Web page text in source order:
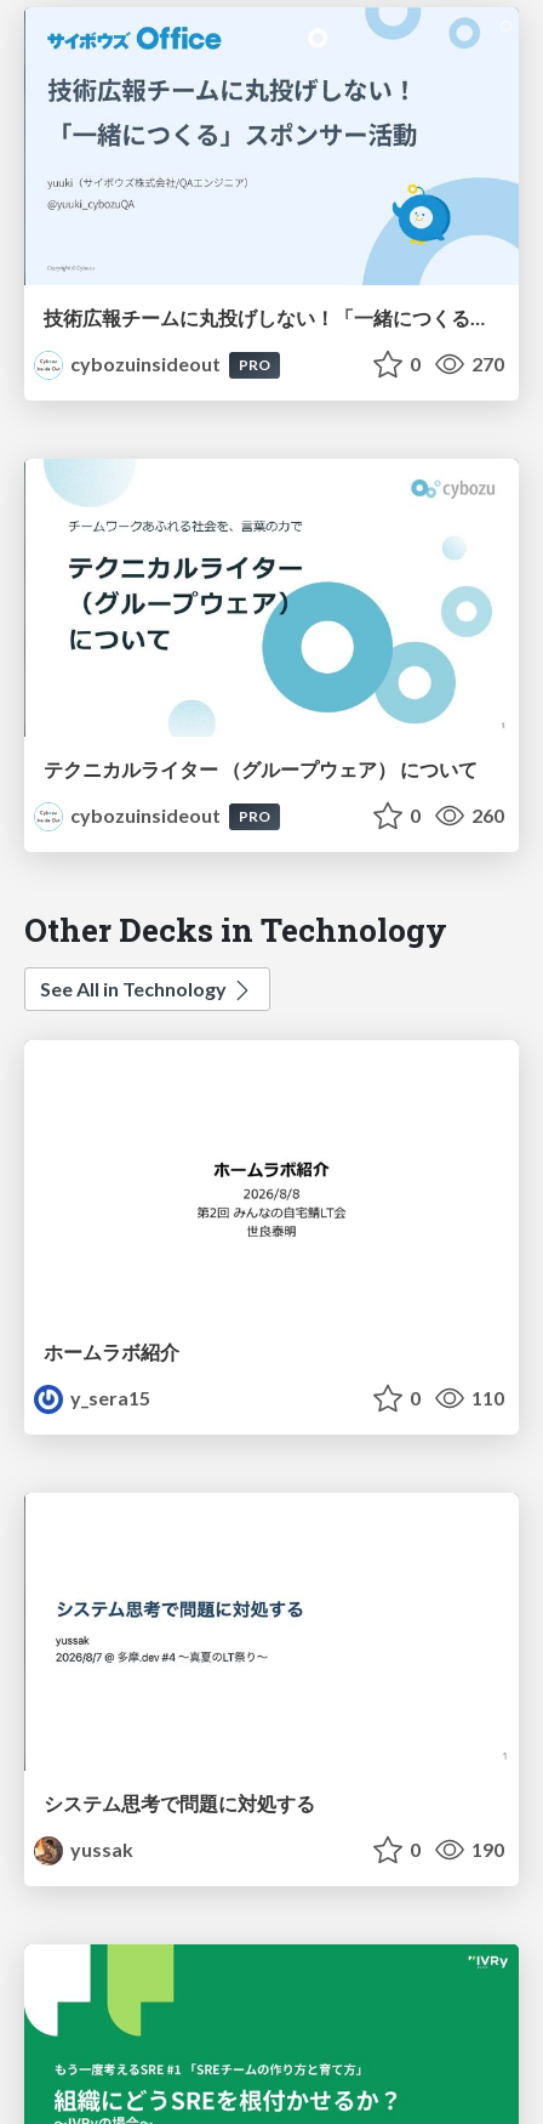
技術広報チームに丸投げしない！「一緒につくる」スポンサー活動
cybozuinsideout
PRO 0 270
テクニカルライター （グループウェア） について
cybozuinsideout
PRO 0 260
Other Decks in Technology
See All in Technology
ホームラボ紹介
y_sera15
0 110
システム思考で問題に対処する
yussak
0 190